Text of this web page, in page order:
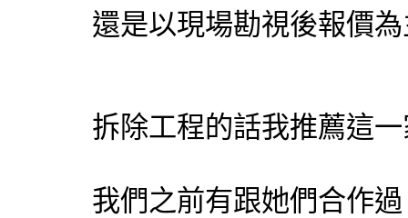
還是以現場勘視後報價
拆除工程的話我推薦這
我們之前有跟她們合作過